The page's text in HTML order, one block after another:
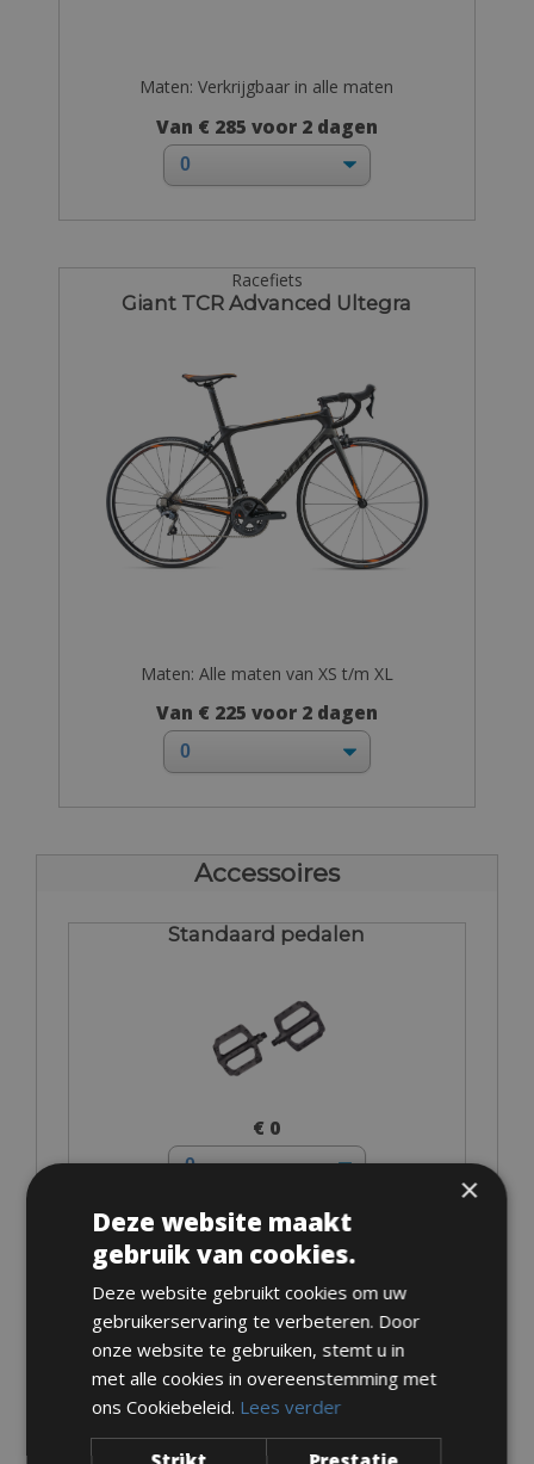
Maten: Verkrijgbaar in alle maten
Van € 285 voor 2 dagen
Racefiets
Giant TCR Advanced Ultegra
Maten: Alle maten van XS t/m XL
Van € 225 voor 2 dagen
Accessoires
Standaard pedalen
€ 0
Eigen pedalen
€ 0
×
Deze website maakt
gebruik van cookies.
Deze website gebruikt cookies om uw
gebruikerservaring te verbeteren. Door
onze website te gebruiken, stemt u in
met alle cookies in overeenstemming met
ons Cookiebeleid. Lees verder